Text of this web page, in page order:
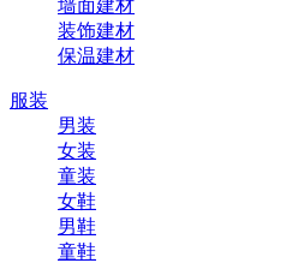
墙面建材
装饰建材
保温建材
服装
男装
女装
童装
女鞋
男鞋
童鞋